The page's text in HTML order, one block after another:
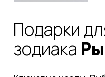
морские оттенки — от
до цвета морской волны, а
жемчужный, серебристый и